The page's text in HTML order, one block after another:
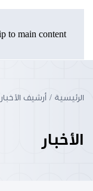
to main content
الرئيسية أرشيف الأخبار
الأخبار